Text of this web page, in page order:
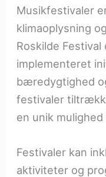
Musikfestivaler
klimaoplysning
Roskilde
implementeret
bæredygtighed
festivaler
en unik
Festivaler kan
aktiviteter og